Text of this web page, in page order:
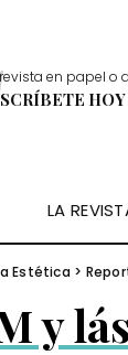
en papel o
HOY
LA
Estética >
y